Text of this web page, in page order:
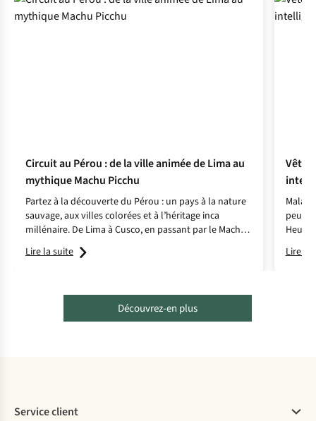
Circuit au Pérou : de la ville animée de Lima au
mythique Machu Picchu
Partez à la découverte du Pérou : un pays à la nature
sauvage, aux villes colorées et à l’héritage inca
millénaire. De Lima à Cusco, en passant par le Machu
Picchu, chaque étape est une aventure à part entière.
Flore vous partage ses conseils de voyage !
Lire la suite Lire la
Découvrez-en plus
Service client